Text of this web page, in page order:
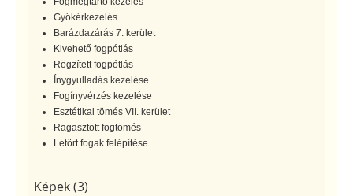
Gyökérkezelés
Barázdazárás 7. kerület
Kivehető fogpótlás
Rögzített fogpótlás
Ínygyulladás kezelése
Fogínyvérzés kezelése
Esztétikai tömés VII. kerület
Ragasztott fogtömés
Letört fogak felépítése
Képek (3)